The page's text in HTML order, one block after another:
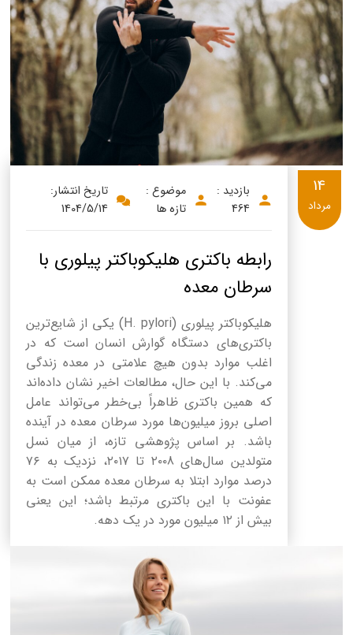
بازدید :
464
موضوع :
تازه ها
تاریخ انتشار:
1404/5/14
رابطه باکتری هلیکوباکتر پیلوری با
سرطان معده
هلیکوباکتر پیلوری (H. pylori) یکی از شایع‌ترین
باکتری‌های دستگاه گوارش انسان است که در
اغلب موارد بدون هیچ علامتی در معده زندگی
می‌کند. با این حال، مطالعات اخیر نشان داده‌اند
که همین باکتری ظاهراً بی‌خطر می‌تواند عامل
اصلی بروز میلیون‌ها مورد سرطان معده در آینده
باشد. بر اساس پژوهشی تازه، از میان نسل
متولدین سال‌های ۲۰۰8 تا ۲۰۱۷، نزدیک به ۷۶
درصد موارد ابتلا به سرطان معده ممکن است به
عفونت با این باکتری مرتبط باشد؛ این یعنی
بیش از ۱۲ میلیون مورد در یک دهه.
14
مرداد